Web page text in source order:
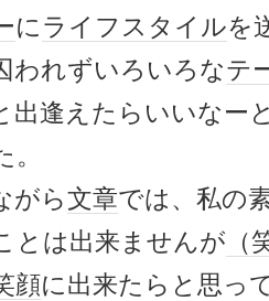
にライフスタイルを
われずいろいろなテ
出逢えたらいいなー
。
がら文章では、私の
とは出来ませんが （
顔に出来たらと思っ